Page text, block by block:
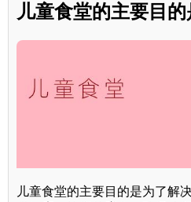
儿童食堂的主要目
儿童食堂的主要目的是为了解